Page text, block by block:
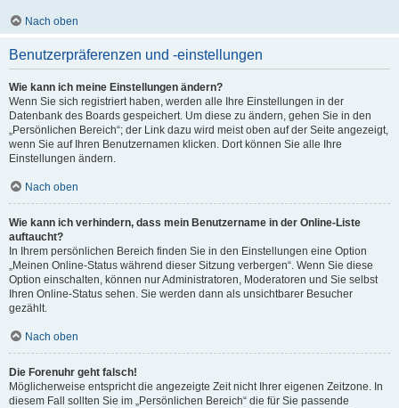
Nach oben
Benutzerpräferenzen und -einstellungen
Wie kann ich meine Einstellungen ändern?
Wenn Sie sich registriert haben, werden alle Ihre Einstellungen in der
Datenbank des Boards gespeichert. Um diese zu ändern, gehen Sie in den
„Persönlichen Bereich“; der Link dazu wird meist oben auf der Seite angezeigt,
wenn Sie auf Ihren Benutzernamen klicken. Dort können Sie alle Ihre
Einstellungen ändern.
Nach oben
Wie kann ich verhindern, dass mein Benutzername in der Online-Liste
auftaucht?
In Ihrem persönlichen Bereich finden Sie in den Einstellungen eine Option
„Meinen Online-Status während dieser Sitzung verbergen“. Wenn Sie diese
Option einschalten, können nur Administratoren, Moderatoren und Sie selbst
Ihren Online-Status sehen. Sie werden dann als unsichtbarer Besucher
gezählt.
Nach oben
Die Forenuhr geht falsch!
Möglicherweise entspricht die angezeigte Zeit nicht Ihrer eigenen Zeitzone. In
diesem Fall sollten Sie im „Persönlichen Bereich“ die für Sie passende